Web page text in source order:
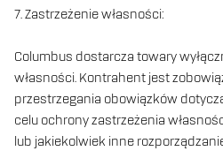
7. Zastrzeżenie własności:
Columbus dostarcza towary
własności. Kontrahent jest
przestrzegania obowiązków
celu ochrony zastrzeżenia
lub jakiekolwiek inne